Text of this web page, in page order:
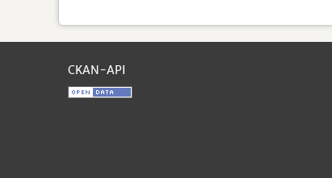
CKAN-API